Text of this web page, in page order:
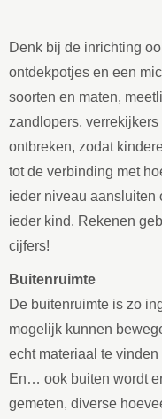
Denk bij de inrichting
ontdekpotjes en een
soorten en maten,
zandlopers,
ontbreken, zodat
tot de verbinding met
ieder niveau aansluiten
ieder kind. Rekenen
cijfers!
Buitenruimte
De buitenruimte is zo
mogelijk kunnen
echt materiaal te
En… ook buiten wordt
gemeten, diverse